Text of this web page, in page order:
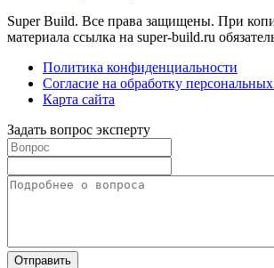
Super Build. Все права защищены. При
материала ссылка на super-build.ru
Политика конфиденциальности
Согласие на обработку
Карта сайта
Задать вопрос эксперту